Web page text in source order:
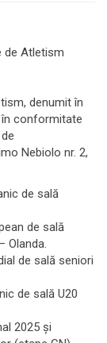
de Atletism
denumit în
în conformitate
Nebiolo nr. 2,
de sală
de sală
Olanda.
de sală seniori
de sală U20
2025 și